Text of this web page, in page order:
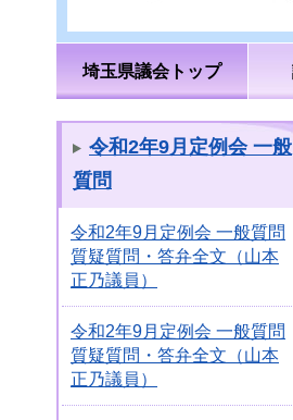
埼玉県議会トップ
令和2年9月定例会 一般
質問
令和2年9月定例会 一般質問
質疑質問・答弁全文（山本
正乃議員）
令和2年9月定例会 一般質問
質疑質問・答弁全文（山本
正乃議員）